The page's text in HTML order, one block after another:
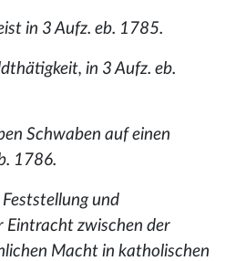
in 3 Aufz. eb. 1785.
in 3 Aufz. eb.
Schwaben auf einen
1786.
und
zwischen der
Macht in katholischen